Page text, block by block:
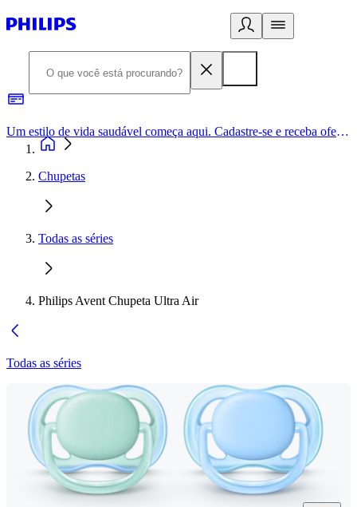
Um estilo de vida saudável começa aqui. Cadastre-se e receba ofertas exclusivas.
Chupetas
Todas as séries
Philips Avent Chupeta Ultra Air
Todas as séries